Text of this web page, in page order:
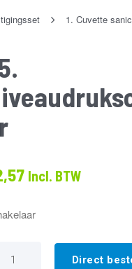
1. Cuvette
Incl. BTW
Direct